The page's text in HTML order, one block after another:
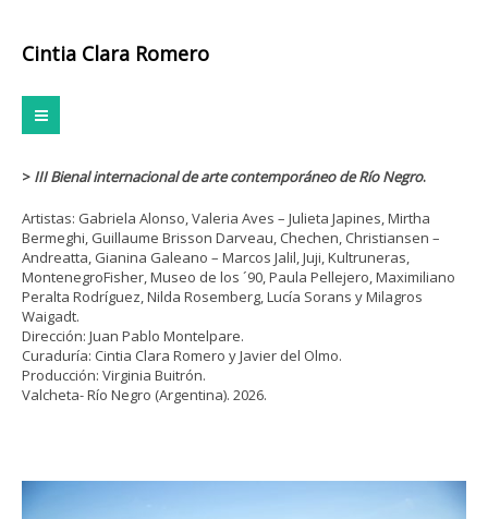
Cintia Clara Romero
> III Bienal internacional de arte contemporáneo de Río Negro.
Artistas: Gabriela Alonso, Valeria Aves – Julieta Japines, Mirtha
Bermeghi, Guillaume Brisson Darveau, Chechen, Christiansen –
Andreatta, Gianina Galeano – Marcos Jalil, Juji, Kultruneras,
MontenegroFisher, Museo de los ´90, Paula Pellejero, Maximiliano
Peralta Rodríguez, Nilda Rosemberg, Lucía Sorans y Milagros
Waigadt.
Dirección: Juan Pablo Montelpare.
Curaduría: Cintia Clara Romero y Javier del Olmo.
Producción: Virginia Buitrón.
Valcheta- Río Negro (Argentina). 2026.